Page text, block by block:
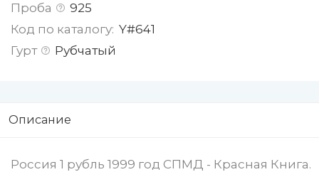
Проба
925
Код по каталогу: Y#641
Гурт
Рубчатый
Описание
Россия 1 рубль 1999 год СПМД - Красная Книга.